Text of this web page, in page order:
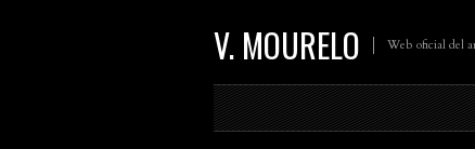
V. MOURELO Web oficial del